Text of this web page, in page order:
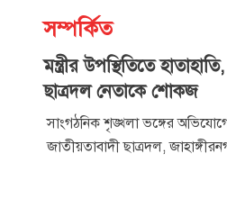
সম্পর্কিত
মন্ত্রীর উপস্থিতিতে
ছাত্রদল নেতাকে শোকজ
সাংগঠনিক শৃঙ্খলা ভঙ্গের
জাতীয়তাবাদী ছাত্রদল,
বিশ্ববিদ্যালয় (জাবি) শাখার যুগ্ম